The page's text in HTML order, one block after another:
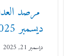
ديسمبر 2025
ديسمبر 21, 2025